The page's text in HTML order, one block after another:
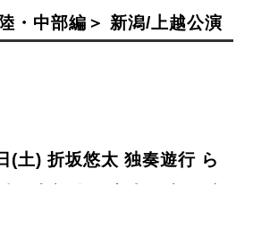
・中部編＞ 新潟/上越公演
(土) 折坂悠太 独奏遊行 ら